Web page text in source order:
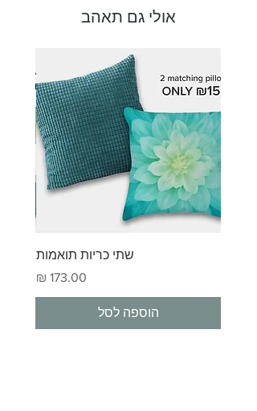
כדי לעזור לכם להרגיש בטוחים
בבחירתכם, נשמח לספק לכם תצוגה
בקשה. זה מאפשר לכם לראות כיצד
ייראה הקנבס שלכם ולוודא שהכל בדיוק
כפי שדמיינתם.
אם ההזמנה שלך מגיעה פגומה, פגומה
או שגויה, אנא צור איתנו קשר תוך 7 ימים
ממועד המסירה עם מספר ההזמנה שלך
ותמונות ברורות של הבעיה. נשמח לארגן
החלפה ללא עלות נוספת.
אנו מקפידים מאוד על כל שלב בתהליך
ואנחנו כאן כדי לוודא שתאהבו את הפריט
הסופי שלכם. אם יש לכם שאלות לפני
תמיד שמחים לעזור.
אולי גם תאהב
שתי כריות תואמות
מחיר
הוספה לסל